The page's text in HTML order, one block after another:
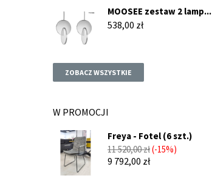
MOOSEE zestaw 2 lamp...
Cena
538,00 zł
ZOBACZ WSZYSTKIE
W PROMOCJI
Freya - Fotel (6 szt.)
Cena
podstawowa
11 520,00 zł -15%
9 792,00 zł